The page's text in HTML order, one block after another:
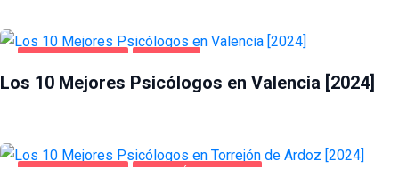
Los 10 Mejores Psicólogos en Valencia [2024]